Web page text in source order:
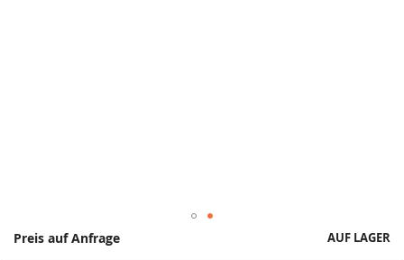
Preis auf Anfrage AUF LAGER
Springe